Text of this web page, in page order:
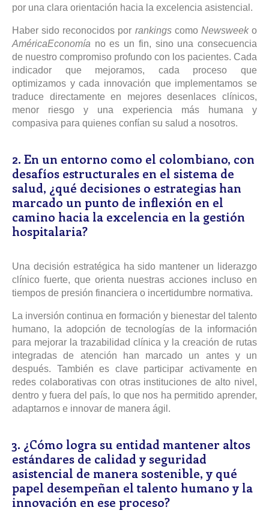
por una clara orientación hacia la excelencia asistencial.
Haber sido reconocidos por rankingscomo Newsweeko
AméricaEconomía no es un fin, sino una consecuencia
de nuestro compromiso profundo con los pacientes. Cada
indicador que mejoramos, cada proceso que
optimizamos y cada innovación que implementamos se
traduce directamente en mejores desenlaces clínicos,
menor riesgo y una experiencia más humana y
compasiva para quienes confían su salud a nosotros.
2. En un entorno como el colombiano, con
desafíos estructurales en el sistema de
salud, ¿qué decisiones o estrategias han
marcado un punto de inflexión en el
camino hacia la excelencia en la gestión
hospitalaria?
Una decisión estratégica ha sido mantener un liderazgo
clínico fuerte, que orienta nuestras acciones incluso en
tiempos de presión financiera o incertidumbre normativa.
La inversión continua en formación y bienestar del talento
humano, la adopción de tecnologías de la información
para mejorar la trazabilidad clínica y la creación de rutas
integradas de atención han marcado un antes y un
después. También es clave participar activamente en
redes colaborativas con otras instituciones de alto nivel,
dentro y fuera del país, lo que nos ha permitido aprender,
adaptarnos e innovar de manera ágil.
3. ¿Cómo logra su entidad mantener altos
estándares de calidad y seguridad
asistencial de manera sostenible, y qué
papel desempeñan el talento humano y la
innovación en ese proceso?